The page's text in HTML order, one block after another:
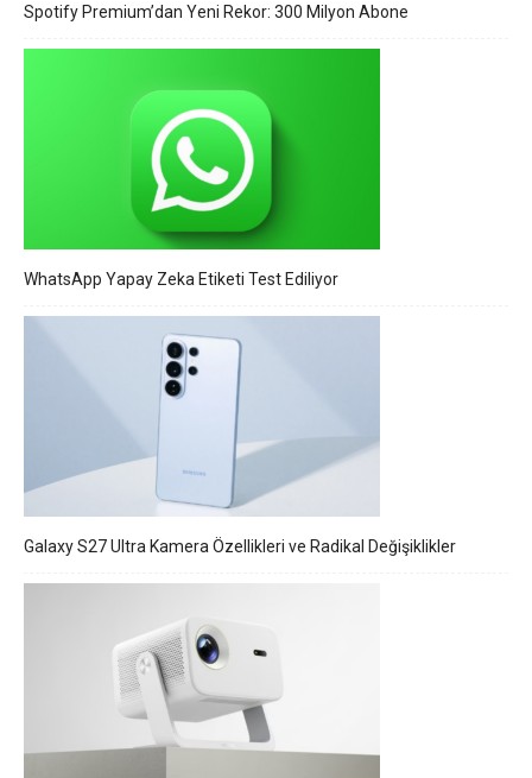
Spotify Premium’dan Yeni Rekor: 300 Milyon Abone
WhatsApp Yapay Zeka Etiketi Test Ediliyor
Galaxy S27 Ultra Kamera Özellikleri ve Radikal Değişiklikler